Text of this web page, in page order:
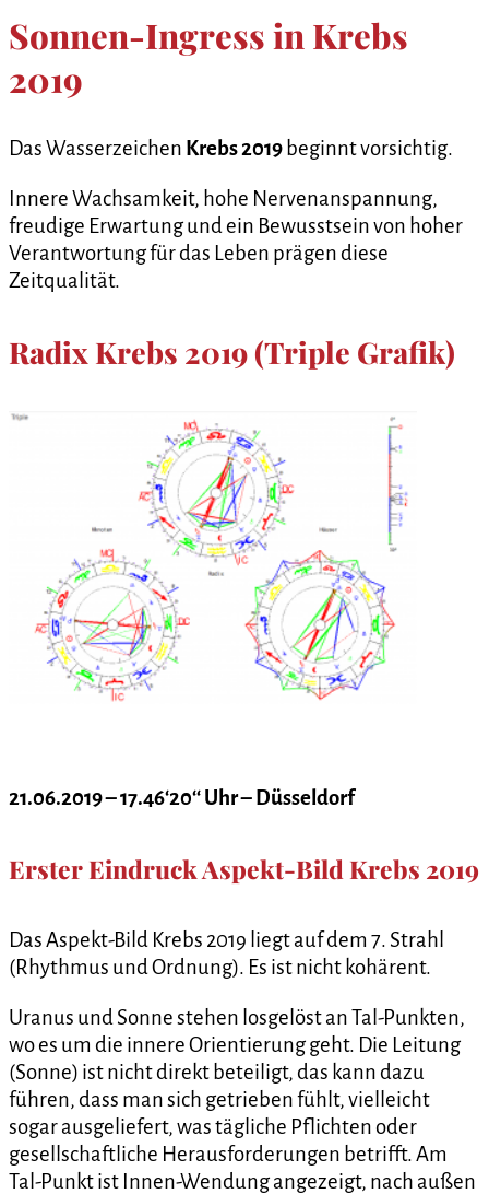
Sonnen-Ingress in Krebs
2019
Das Wasserzeichen Krebs 2019beginnt vorsichtig.
Innere Wachsamkeit, hohe Nervenanspannung,
freudige Erwartung und ein Bewusstsein von hoher
Verantwortung für das Leben prägen diese
Zeitqualität.
Radix Krebs 2019 (Triple Grafik)
21.06.2019 – 17.46‘20‘‘ Uhr – Düsseldorf
Erster Eindruck Aspekt-Bild Krebs 2019
Das Aspekt-Bild Krebs 2019 liegt auf dem 7. Strahl
(Rhythmus und Ordnung). Es ist nicht kohärent.
Uranus und Sonne stehen losgelöst an Tal-Punkten,
wo es um die innere Orientierung geht. Die Leitung
(Sonne) ist nicht direkt beteiligt, das kann dazu
führen, dass man sich getrieben fühlt, vielleicht
sogar ausgeliefert, was tägliche Pflichten oder
gesellschaftliche Herausforderungen betrifft. Am
Tal-Punkt ist Innen-Wendung angezeigt, nach außen